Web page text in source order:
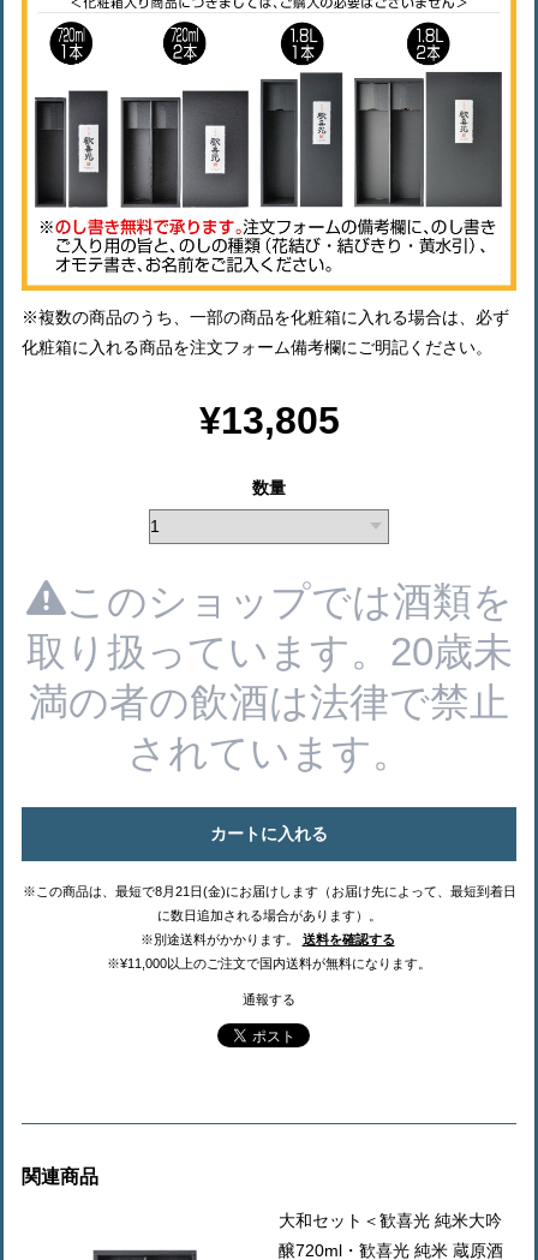
※複数の商品のうち、一部の商品を化粧箱に入れる場合は、必ず
化粧箱に入れる商品を注文フォーム備考欄にご明記ください。
¥13,805
数量
このショップでは酒類を
取り扱っています。20歳未
満の者の飲酒は法律で禁止
されています。
カートに入れる
※この商品は、最短で8月21日(金)にお届けします（お届け先によって、最短到着日
に数日追加される場合があります）。
※別途送料がかかります。
送料を確認する
※¥11,000以上のご注文で国内送料が無料になります。
通報する
関連商品
大和セット＜歓喜光 純米大吟
醸720ml・歓喜光 純米 蔵原酒